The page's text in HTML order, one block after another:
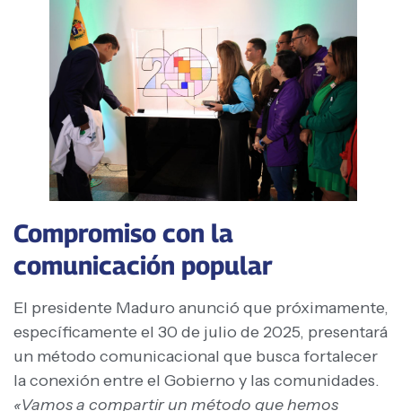
Compromiso con la
comunicación popular
El presidente Maduro anunció que próximamente,
específicamente el 30 de julio de 2025, presentará
un método comunicacional que busca fortalecer
la conexión entre el Gobierno y las comunidades.
«Vamos a compartir un método que hemos